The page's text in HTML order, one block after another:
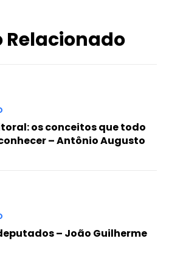
Relacionado
os conceitos que todo
– Antônio Augusto
– João Guilherme